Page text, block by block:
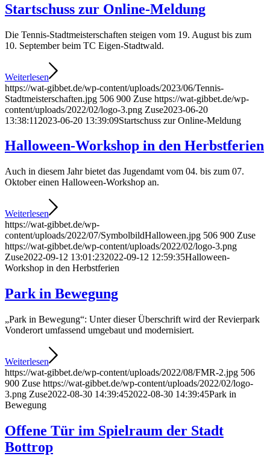
Startschuss zur Online-Meldung
Die Tennis-Stadtmeisterschaften steigen vom 19. August bis zum
10. September beim TC Eigen-Stadtwald.
Weiterlesen
https://wat-gibbet.de/wp-content/uploads/2023/06/Tennis-
Stadtmeisterschaften.jpg 506 900 Zuse https://wat-gibbet.de/wp-
content/uploads/2022/02/logo-3.png Zuse2023-06-20
13:38:11 2023-06-20 13:39:09Startschuss zur Online-Meldung
Halloween-Workshop in den Herbstferien
Auch in diesem Jahr bietet das Jugendamt vom 04. bis zum 07.
Oktober einen Halloween-Workshop an.
Weiterlesen
https://wat-gibbet.de/wp-
content/uploads/2022/07/SymbolbildHalloween.jpg 506 900 Zuse
https://wat-gibbet.de/wp-content/uploads/2022/02/logo-3.png
Zuse2022-09-12 13:01:232022-09-12 12:59:35Halloween-
Workshop in den Herbstferien
Park in Bewegung
„Park in Bewegung“: Unter dieser Überschrift wird der Revierpark
Vonderort umfassend umgebaut und modernisiert.
Weiterlesen
https://wat-gibbet.de/wp-content/uploads/2022/08/FMR-2.jpg 506
900 Zuse https://wat-gibbet.de/wp-content/uploads/2022/02/logo-
3.png Zuse2022-08-30 14:39:452022-08-30 14:39:45Park in
Bewegung
Offene Tür im Spielraum der Stadt
Bottrop